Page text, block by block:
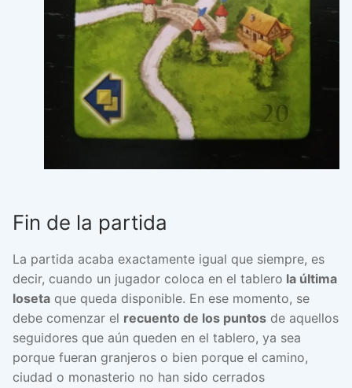
Fin de la partida
La partida acaba exactamente igual que siempre, es
decir, cuando un jugador coloca en el tablero la última
loseta que queda disponible. En ese momento, se
debe comenzar el recuento de los puntos de aquellos
seguidores que aún queden en el tablero, ya sea
porque fueran granjeros o bien porque el camino,
ciudad o monasterio no han sido cerrados